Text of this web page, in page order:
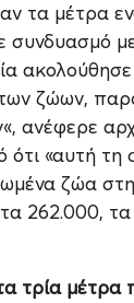
τα μέτρα
συνδυασμό
ακολούθησε
ζώων,
ανέφερε
ότι «αυτή τη
ζώα
262.000, τα
τρία μέτρα